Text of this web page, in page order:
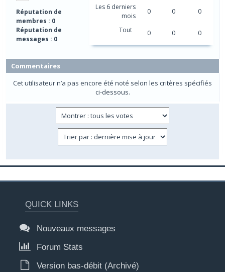
Réputation de
membres : 0
Réputation de
messages : 0
Les 6 derniers
mois
0 0 0
Tout 0 0 0
Commentaires
Cet utilisateur n’a pas encore été noté selon les critères spécifiés
ci-dessous.
QUICK LINKS
Nouveaux messages
Forum Stats
Version bas-débit (Archivé)